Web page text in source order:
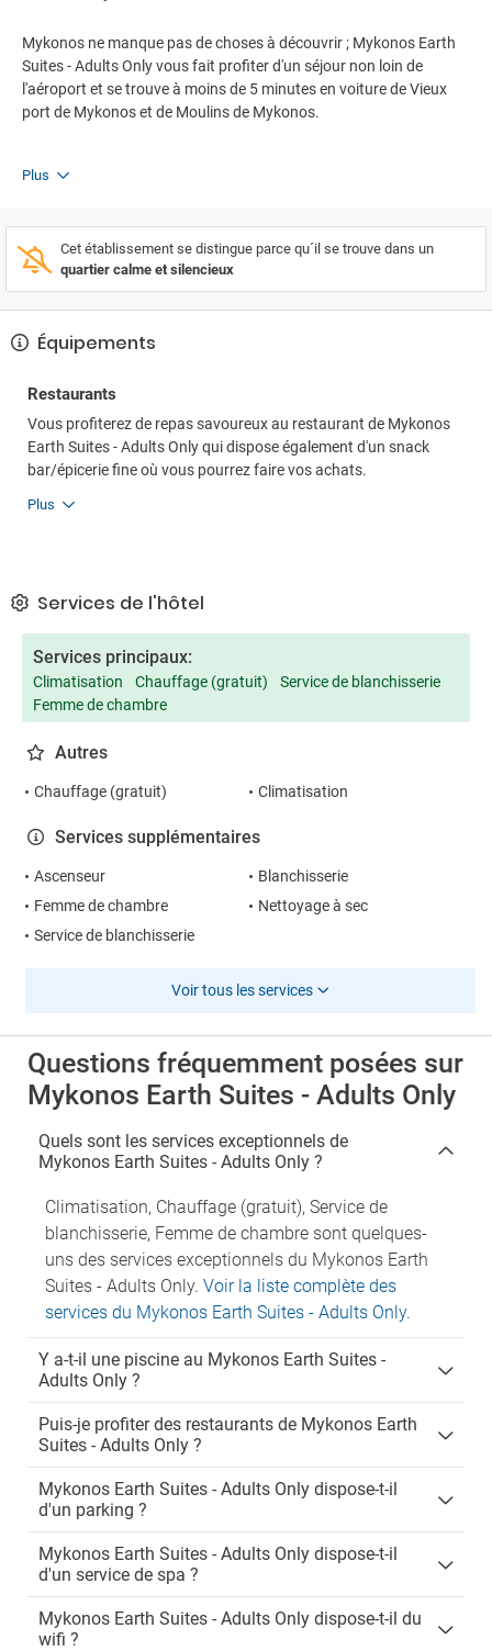
Mykonos ne manque pas de choses à découvrir ; Mykonos Earth
Suites - Adults Only vous fait profiter d'un séjour non loin de
l'aéroport et se trouve à moins de 5 minutes en voiture de Vieux
port de Mykonos et de Moulins de Mykonos.
Plus
Cet établissement se distingue parce qu´il se trouve dans un
quartier calme et silencieux
Équipements
Restaurants
Vous profiterez de repas savoureux au restaurant de Mykonos
Earth Suites - Adults Only qui dispose également d'un snack
bar/épicerie fine où vous pourrez faire vos achats.
Plus
Services de l'hôtel
Services principaux:
Climatisation Chauffage (gratuit)
Service de blanchisserie
Femme de chambre
Autres
Chauffage (gratuit) Climatisation
Services supplémentaires
Ascenseur
Blanchisserie
Femme de chambre
Nettoyage à sec
Service de blanchisserie
Voir tous les services
Questions fréquemment posées sur
Mykonos Earth Suites - Adults Only
Quels sont les services exceptionnels de
Mykonos Earth Suites - Adults Only ?
Climatisation, Chauffage (gratuit), Service de
blanchisserie, Femme de chambre sont quelques-
uns des services exceptionnels du Mykonos Earth
Suites - Adults Only. Voir la liste complète des
services du Mykonos Earth Suites - Adults Only.
Y a-t-il une piscine au Mykonos Earth Suites -
Adults Only ?
Puis-je profiter des restaurants de Mykonos Earth
Suites - Adults Only ?
Mykonos Earth Suites - Adults Only dispose-t-il
d'un parking ?
Mykonos Earth Suites - Adults Only dispose-t-il
d'un service de spa ?
Mykonos Earth Suites - Adults Only dispose-t-il du
wifi ?